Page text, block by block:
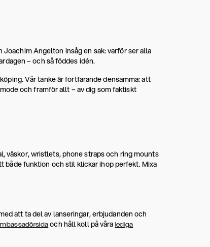
Angelton insåg en sak: varför ser alla
– och så föddes idén.
Vår tanke är fortfarande densamma: att
och framför allt – av dig som faktiskt
väskor, wristlets, phone straps och ring mounts
både funktion och stil klickar ihop perfekt. Mixa
att ta del av lanseringar, erbjudanden och
och håll koll på våra lediga